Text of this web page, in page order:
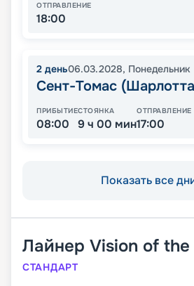
ОТПРАВЛЕНИЕ
18:00
2 день06.03.2028, Понедельник
Сент-Томас
ПРИБЫТИЕ
08:00
СТОЯНКА
9 ч 00 мин
ОТПРАВЛЕНИЕ
17:00
Показать все
Лайнер Vision of the
СТАНДАРТ